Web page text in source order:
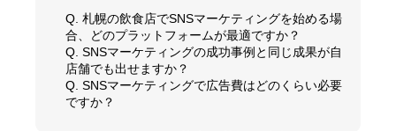
Q. 札幌の飲食店でSNSマーケティングを始める場
合、どのプラットフォームが最適ですか？
Q. SNSマーケティングの成功事例と同じ成果が自
店舗でも出せますか？
Q. SNSマーケティングで広告費はどのくらい必要
ですか？